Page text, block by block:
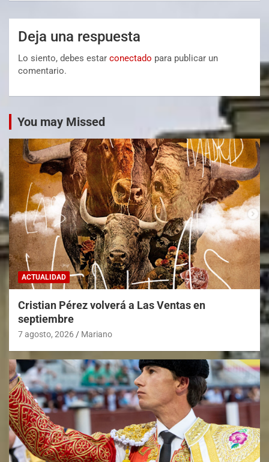
Deja una respuesta
Lo siento, debes estar conectado para publicar un
comentario.
You may Missed
ACTUALIDAD
Cristian Pérez volverá a Las Ventas en
septiembre
7 agosto, 2026 Mariano